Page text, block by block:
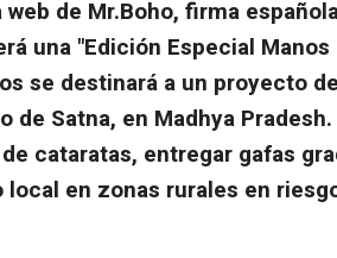
web de Mr.Boho, firma
una "Edición Especial Manos
se destinará a un proyecto
de Satna, en Madhya
cataratas, entregar gafas
local en zonas rurales en